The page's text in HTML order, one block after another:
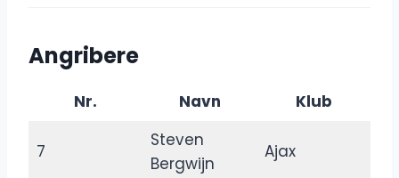
Angribere
Nr. Navn Klub
7
Steven
Bergwijn
Ajax